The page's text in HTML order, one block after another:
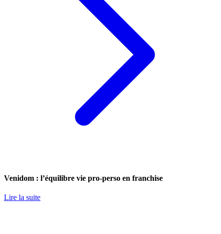
Venidom : l’équilibre vie pro-perso en franchise
Lire la suite